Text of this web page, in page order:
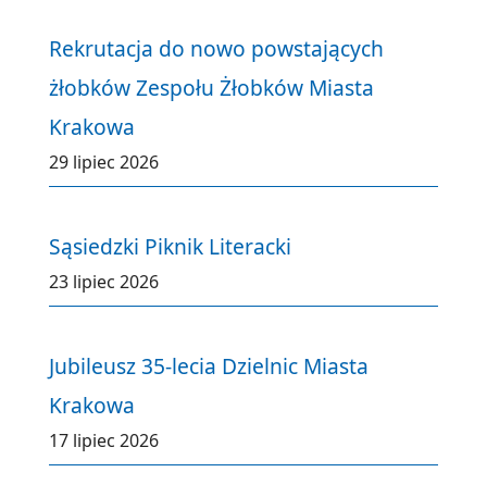
Rekrutacja do nowo powstających
żłobków Zespołu Żłobków Miasta
Krakowa
29 lipiec 2026
Sąsiedzki Piknik Literacki
23 lipiec 2026
Jubileusz 35-lecia Dzielnic Miasta
Krakowa
17 lipiec 2026